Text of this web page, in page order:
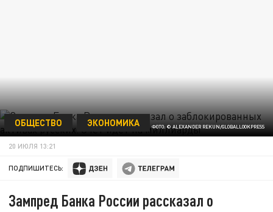
ФОТО: © ALEXANDER REKUN/GLOBALLOOKPRESS
ОБЩЕСТВО ЭКОНОМИКА
20 ИЮЛЯ 13:21
ПОДПИШИТЕСЬ:
Зампред Банка России рассказал о